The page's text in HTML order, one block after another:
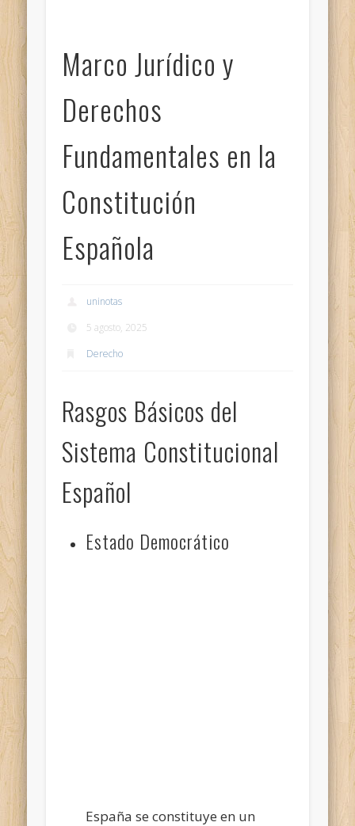
Marco Jurídico y
Derechos
Fundamentales en la
Constitución
Española
uninotas
5 agosto, 2025
Derecho
Rasgos Básicos del
Sistema Constitucional
Español
Estado Democrático
España se constituye en un